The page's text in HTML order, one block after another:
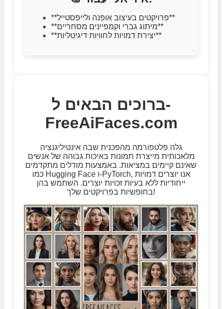
**פרויקטים בעיצוב אופנה ולייפסטייל**
**מיתוג גברי וקמפיינים מסחריים**
**יצירת דמויות לחוויות דיגיטליות**
ברוכים הבאים ל-
FreeAiFaces.com
גלה פלטפורמה מהפכנית שבה אינטיליגנציה
מלאכותית מייצרת תמונות באיכות גבוהה של אנשים
שאינם קיימים במציאות. באמצעות מודלים מתקדמים
כמו Hugging Face ו-PyTorch, אנו יוצרים דמויות
ייחודיות ללא בעיות זכויות יוצרים. השתמש בהן
בחופשיות בפרויקטים שלך!